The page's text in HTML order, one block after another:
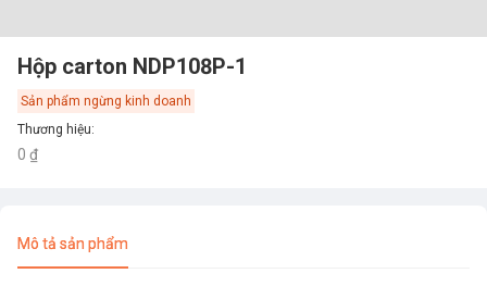
Hộp carton NDP108P-1
Sản phẩm ngừng kinh doanh
Thương hiệu:
0 ₫
Mô tả sản phẩm